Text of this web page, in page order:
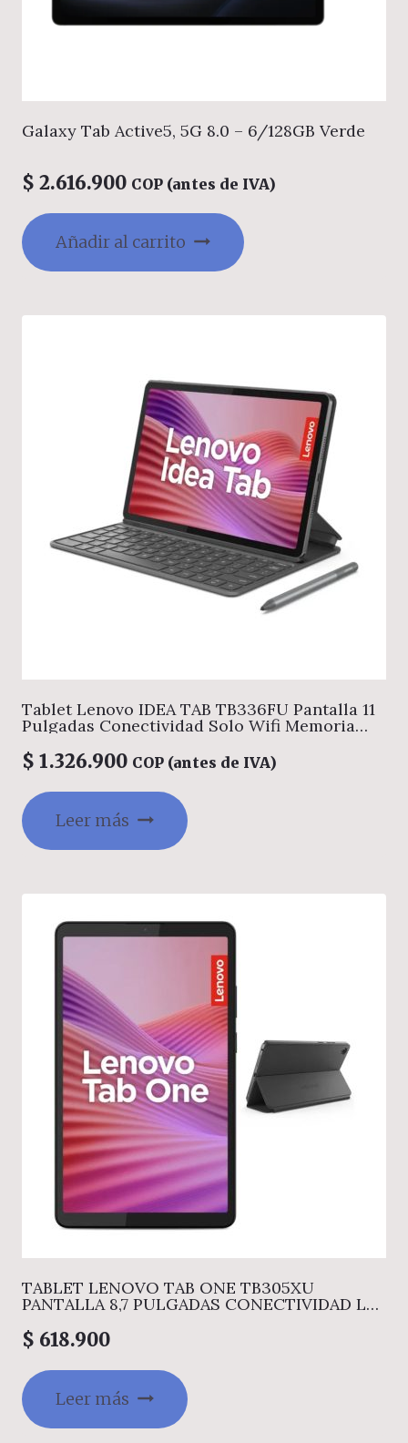
Galaxy Tab Active5, 5G 8.0 – 6/128GB Verde
$ 2.616.900 COP (antes de IVA)
Añadir al carrito
Tablet Lenovo IDEA TAB TB336FU Pantalla 11
Pulgadas Conectividad Solo Wifi Memoria
Incluye Teclado y Lapiz
$ 1.326.900 COP (antes de IVA)
Leer más
TABLET LENOVO TAB ONE TB305XU
PANTALLA 8,7 PULGADAS CONECTIVIDAD LTE
COLOR GIRS INCLUYE ESTUCHE
$ 618.900
Leer más